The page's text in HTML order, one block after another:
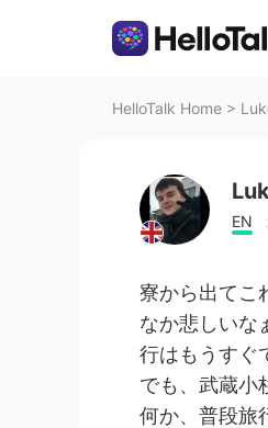
HelloTalk Home >
EN
寮から出てこ
なか悲しいな
行はもうすぐ
でも、武蔵小
何か、普段旅